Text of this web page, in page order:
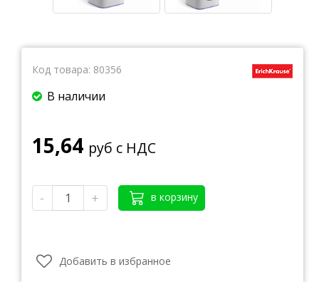
Код товара: 80356
В наличии
15,64 руб с НДС
- + в корзину
Добавить в избранное